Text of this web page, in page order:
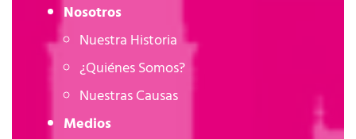
Nosotros
Nuestra Historia
¿Quiénes Somos?
Nuestras Causas
Medios